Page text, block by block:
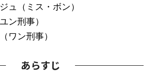
ュ（ミス・ボン）
ン刑事）
ワン刑事）
あらすじ